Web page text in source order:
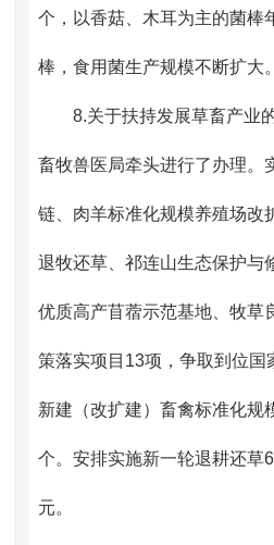
个，以香菇、木耳为主的菌棒
棒，食用菌生产规模不断扩大。
8.关于扶持发展草畜产业
畜牧兽医局牵头进行了办理。
链、肉羊标准化规模养殖场改
退牧还草、祁连山生态保护与
优质高产苜蓿示范基地、牧草
策落实项目13项，争取到位国
新建（改扩建）畜禽标准化规
个。安排实施新一轮退耕还草
元。